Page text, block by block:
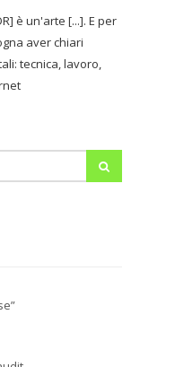
è un'arte [...]. E per
aver chiari
tecnica, lavoro,